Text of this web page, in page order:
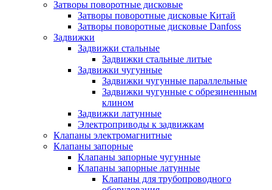
Затворы поворотные дисковые
Затворы поворотные дисковые Китай
Затворы поворотные дисковые Danfoss
Задвижки
Задвижки стальные
Задвижки стальные литые
Задвижки чугунные
Задвижки чугунные параллельные
Задвижки чугунные с обрезиненным
клином
Задвижки латунные
Электроприводы к задвижкам
Клапаны электромагнитные
Клапаны запорные
Клапаны запорные чугунные
Клапаны запорные латунные
Клапаны для трубопроводного